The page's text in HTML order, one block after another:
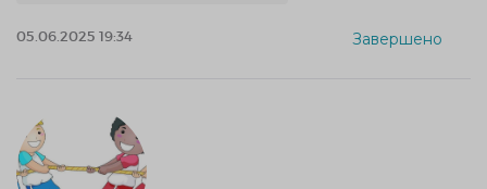
05.06.2025 19:34 Завершено